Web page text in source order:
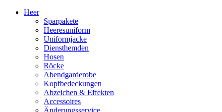
Heer
Sparpakete
Heeresuniform
Uniformjacke
Diensthemden
Hosen
Röcke
Abendgarderobe
Kopfbedeckungen
Abzeichen & Effekten
Accessoires
Änderungsservice